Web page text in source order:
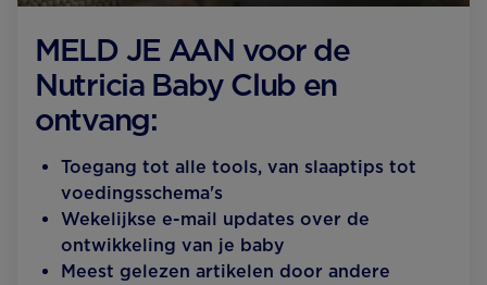
MELD JE AAN voor de
Nutricia Baby Club en
ontvang:
Toegang tot alle tools, van slaaptips tot
voedingsschema's
Wekelijkse e-mail updates over de
ontwikkeling van je baby
Meest gelezen artikelen door andere